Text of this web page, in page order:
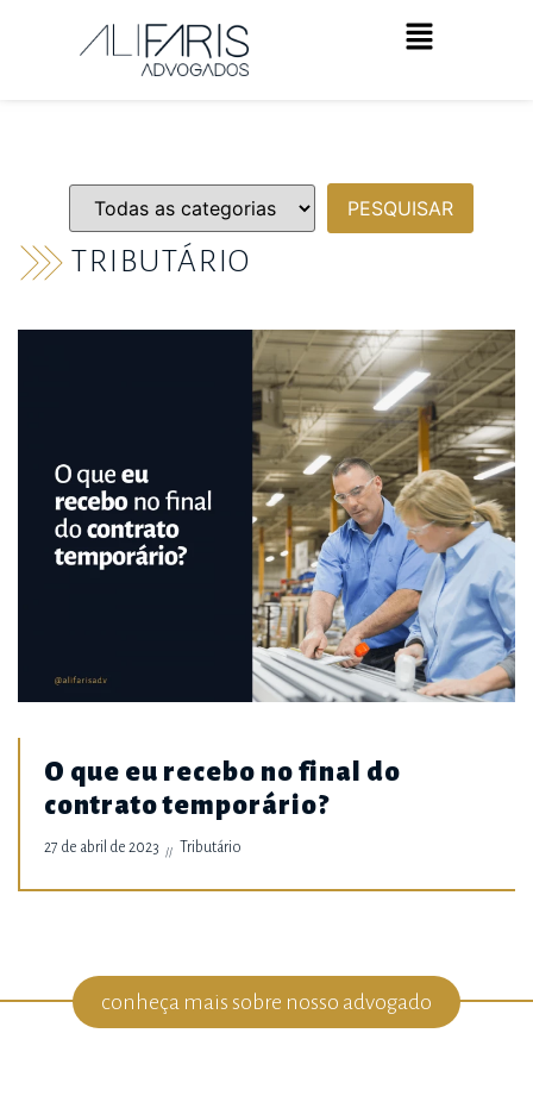
TRIBUTÁRIO
O que eu recebo no final do
contrato temporário?
27 de abril de 2023 Tributário
conheça mais sobre nosso advogado